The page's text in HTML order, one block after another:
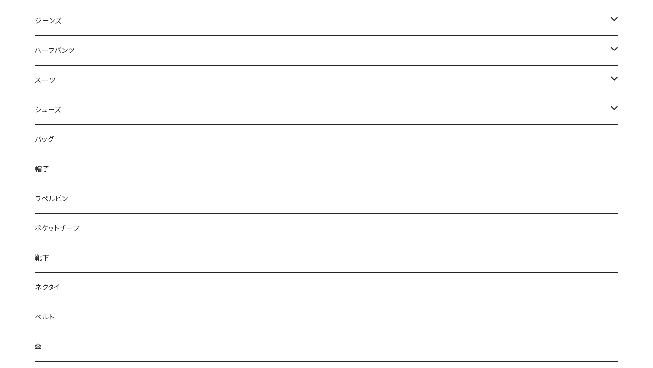
50/XL～
48/L
50/XL～
46/M
48/L
50/XL～
～44/S
46/M
48/L
50/XL～
ジーンズ
～44/S
46/M
48/L
50/XL～
ハーフパンツ
～44/S
46/M
48/L
50/XL～
スーツ
～44/S
46/M
48/L
50/XL～
シューズ
～25.5cm
26cm～
27cm～
28cm～
バッグ
帽子
ラペルピン
ポケットチーフ
靴下
ネクタイ
ベルト
傘